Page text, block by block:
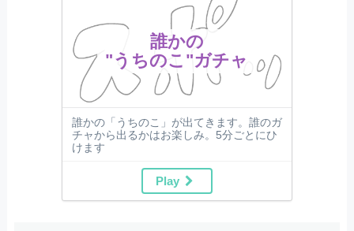
誰かの
"うちのこ"ガチャ
誰かの「うちのこ」が出てきます。誰のガ
チャから出るかはお楽しみ。5分ごとにひ
けます
Play